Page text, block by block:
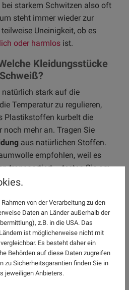
starkem Schwitzen also oft
steht immer wieder zur
Uneinigkeit, ob es
oder harmlos ist.
Kleidungsstücke
stark auf die
Temperatur zu regulieren,
Plastikstoffen kurbelt die
mehr an. Tragen Sie
aus natürlichen Stoffen.
empfohlen, weil es
transportiert – testen Sie am
gut funktioniert.
größtes Organ
die betroffenen
andere schwören auf das
aus! Es kann hilfreich sein, vor
zu reichhaltigen, isolierenden
Körperpudersind ein
trockener zu bleiben. Wenn Sie
von der Verarbeitung zu den
Daten an Länder außerhalb der
z.B. in die USA. Das
ist möglicherweise nicht mit
Es besteht daher ein
Behörden auf diese Daten zugreifen
zu Sicherheitsgarantien finden Sie in
jeweiligen Anbieters.